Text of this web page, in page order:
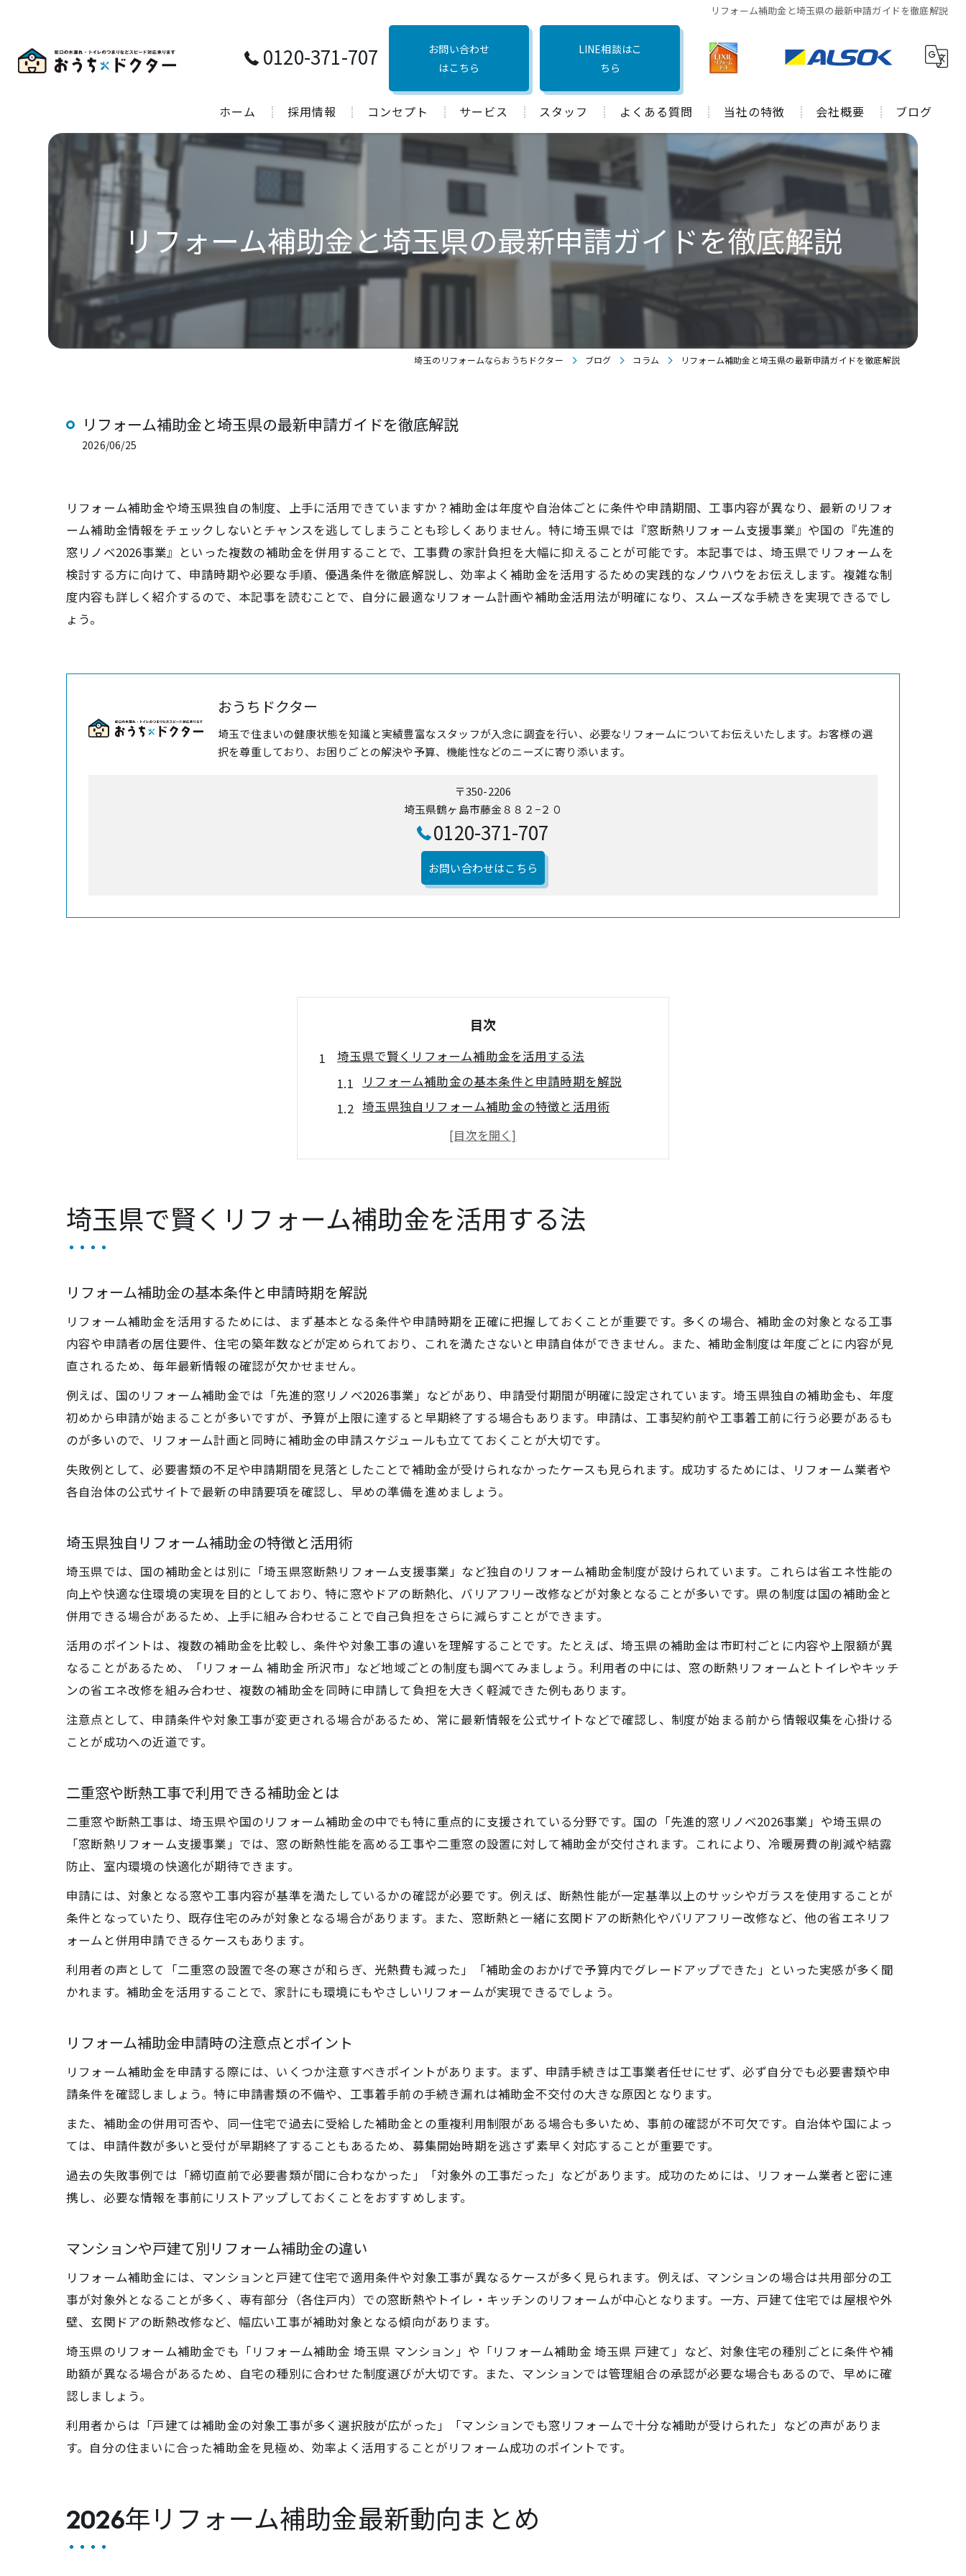
リフォーム補助金と埼玉県の最新申請ガイドを徹底解説
0120-371-707
お問い合わせ
はこちら
LINE相談はこ
ちら
ホーム 採用情報 コンセプト サービス スタッフ よくある質問 当社の特徴
水回り
キッチン
お風呂
トイレ
会社概要 ブログ
リフォーム補助金と埼玉県の最新申請ガイドを徹底解説
埼玉のリフォームならおうちドクター ブログ コラム リフォーム補助金と埼玉県の最新申請ガイドを徹底解説
リフォーム補助金と埼玉県の最新申請ガイドを徹底解説
2026/06/25
リフォーム補助金や埼玉県独自の制度、上手に活用できていますか？補助金は年度や自治体ごとに条件や申請期間、工事内容が異なり、最新のリフォ
ーム補助金情報をチェックしないとチャンスを逃してしまうことも珍しくありません。特に埼玉県では『窓断熱リフォーム支援事業』や国の『先進的
窓リノベ2026事業』といった複数の補助金を併用することで、工事費の家計負担を大幅に抑えることが可能です。本記事では、埼玉県でリフォームを
検討する方に向けて、申請時期や必要な手順、優遇条件を徹底解説し、効率よく補助金を活用するための実践的なノウハウをお伝えします。複雑な制
度内容も詳しく紹介するので、本記事を読むことで、自分に最適なリフォーム計画や補助金活用法が明確になり、スムーズな手続きを実現できるでし
ょう。
おうちドクター
埼玉で住まいの健康状態を知識と実績豊富なスタッフが入念に調査を行い、必要なリフォームについてお伝えいたします。お客様の選
択を尊重しており、お困りごとの解決や予算、機能性などのニーズに寄り添います。
〒350-2206
埼玉県鶴ヶ島市藤金８８２−２０
0120-371-707
お問い合わせはこちら
目次
埼玉県で賢くリフォーム補助金を活用する法
リフォーム補助金の基本条件と申請時期を解説
埼玉県独自リフォーム補助金の特徴と活用術
二重窓や断熱工事で利用できる補助金とは
リフォーム補助金申請時の注意点とポイント
2026年リフォーム補助金最新動向まとめ
埼玉県リフォーム補助金2026年の変更点を解説
2026年度リフォーム補助金の優遇制度とは
埼玉県窓断熱リフォーム支援事業のポイント
マンションや戸建ての補助金申請のコツ
戸建てリフォーム補助金の優遇条件を徹底活用
リフォーム補助金の必要書類と提出手順
施工業者選びとリフォーム補助金の関係性
埼玉県窓リフォーム補助金で失敗しない方法
施工内容ごとに異なるリフォーム補助金ポイント
キッチンやトイレもリフォーム補助金対象に
キッチンリフォーム補助金の対象工事とは
トイレリフォーム補助金で得する申請方法
リフォーム補助金の併用ルールを徹底解説
市町村リフォーム補助金を上手に活用する手順
リフォーム補助金の優遇条件を最大限活用
埼玉県で賢くリフォーム補助金を活用する法
リフォーム補助金の基本条件と申請時期を解説
リフォーム補助金を活用するためには、まず基本となる条件や申請時期を正確に把握しておくことが重要です。多くの場合、補助金の対象となる工事
内容や申請者の居住要件、住宅の築年数などが定められており、これを満たさないと申請自体ができません。また、補助金制度は年度ごとに内容が見
直されるため、毎年最新情報の確認が欠かせません。
例えば、国のリフォーム補助金では「先進的窓リノベ2026事業」などがあり、申請受付期間が明確に設定されています。埼玉県独自の補助金も、年度
初めから申請が始まることが多いですが、予算が上限に達すると早期終了する場合もあります。申請は、工事契約前や工事着工前に行う必要があるも
のが多いので、リフォーム計画と同時に補助金の申請スケジュールも立てておくことが大切です。
失敗例として、必要書類の不足や申請期間を見落としたことで補助金が受けられなかったケースも見られます。成功するためには、リフォーム業者や
各自治体の公式サイトで最新の申請要項を確認し、早めの準備を進めましょう。
埼玉県独自リフォーム補助金の特徴と活用術
埼玉県では、国の補助金とは別に「埼玉県窓断熱リフォーム支援事業」など独自のリフォーム補助金制度が設けられています。これらは省エネ性能の
向上や快適な住環境の実現を目的としており、特に窓やドアの断熱化、バリアフリー改修などが対象となることが多いです。県の制度は国の補助金と
併用できる場合があるため、上手に組み合わせることで自己負担をさらに減らすことができます。
活用のポイントは、複数の補助金を比較し、条件や対象工事の違いを理解することです。たとえば、埼玉県の補助金は市町村ごとに内容や上限額が異
なることがあるため、「リフォーム 補助金 所沢市」など地域ごとの制度も調べてみましょう。利用者の中には、窓の断熱リフォームとトイレやキッチ
ンの省エネ改修を組み合わせ、複数の補助金を同時に申請して負担を大きく軽減できた例もあります。
注意点として、申請条件や対象工事が変更される場合があるため、常に最新情報を公式サイトなどで確認し、制度が始まる前から情報収集を心掛ける
ことが成功への近道です。
二重窓や断熱工事で利用できる補助金とは
二重窓や断熱工事は、埼玉県や国のリフォーム補助金の中でも特に重点的に支援されている分野です。国の「先進的窓リノベ2026事業」や埼玉県の
「窓断熱リフォーム支援事業」では、窓の断熱性能を高める工事や二重窓の設置に対して補助金が交付されます。これにより、冷暖房費の削減や結露
防止、室内環境の快適化が期待できます。
申請には、対象となる窓や工事内容が基準を満たしているかの確認が必要です。例えば、断熱性能が一定基準以上のサッシやガラスを使用することが
条件となっていたり、既存住宅のみが対象となる場合があります。また、窓断熱と一緒に玄関ドアの断熱化やバリアフリー改修など、他の省エネリフ
ォームと併用申請できるケースもあります。
利用者の声として「二重窓の設置で冬の寒さが和らぎ、光熱費も減った」「補助金のおかげで予算内でグレードアップできた」といった実感が多く聞
かれます。補助金を活用することで、家計にも環境にもやさしいリフォームが実現できるでしょう。
リフォーム補助金申請時の注意点とポイント
リフォーム補助金を申請する際には、いくつか注意すべきポイントがあります。まず、申請手続きは工事業者任せにせず、必ず自分でも必要書類や申
請条件を確認しましょう。特に申請書類の不備や、工事着手前の手続き漏れは補助金不交付の大きな原因となります。
また、補助金の併用可否や、同一住宅で過去に受給した補助金との重複利用制限がある場合も多いため、事前の確認が不可欠です。自治体や国によっ
ては、申請件数が多いと受付が早期終了することもあるため、募集開始時期を逃さず素早く対応することが重要です。
過去の失敗事例では「締切直前で必要書類が間に合わなかった」「対象外の工事だった」などがあります。成功のためには、リフォーム業者と密に連
携し、必要な情報を事前にリストアップしておくことをおすすめします。
マンションや戸建て別リフォーム補助金の違い
リフォーム補助金には、マンションと戸建て住宅で適用条件や対象工事が異なるケースが多く見られます。例えば、マンションの場合は共用部分の工
事が対象外となることが多く、専有部分（各住戸内）での窓断熱やトイレ・キッチンのリフォームが中心となります。一方、戸建て住宅では屋根や外
壁、玄関ドアの断熱改修など、幅広い工事が補助対象となる傾向があります。
埼玉県のリフォーム補助金でも「リフォーム補助金 埼玉県 マンション」や「リフォーム補助金 埼玉県 戸建て」など、対象住宅の種別ごとに条件や補
助額が異なる場合があるため、自宅の種別に合わせた制度選びが大切です。また、マンションでは管理組合の承認が必要な場合もあるので、早めに確
認しましょう。
利用者からは「戸建ては補助金の対象工事が多く選択肢が広がった」「マンションでも窓リフォームで十分な補助が受けられた」などの声がありま
す。自分の住まいに合った補助金を見極め、効率よく活用することがリフォーム成功のポイントです。
2026年リフォーム補助金最新動向まとめ